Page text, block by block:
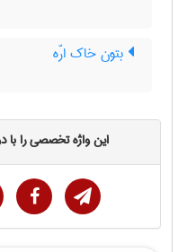
بتون خاک ارّه
این واژه تخصصی را با